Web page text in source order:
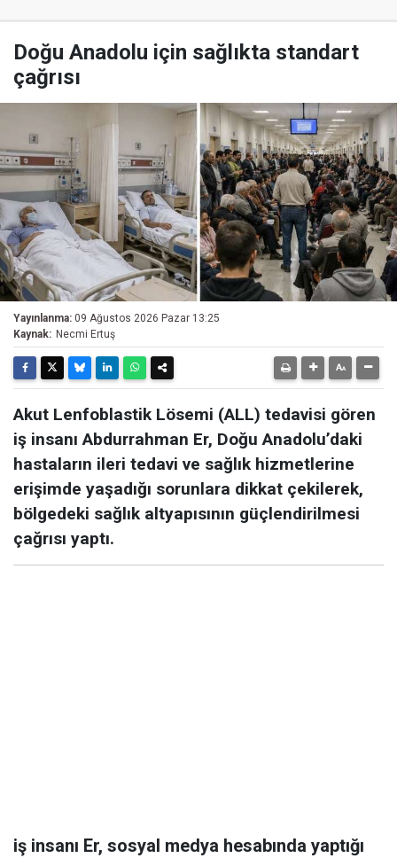
Doğu Anadolu için sağlıkta standart
çağrısı
Yayınlanma: 09 Ağustos 2026 Pazar 13:25
Kaynak: Necmi Ertuş
Akut Lenfoblastik Lösemi (ALL) tedavisi gören
iş insanı Abdurrahman Er, Doğu Anadolu’daki
hastaların ileri tedavi ve sağlık hizmetlerine
erişimde yaşadığı sorunlara dikkat çekilerek,
bölgedeki sağlık altyapısının güçlendirilmesi
çağrısı yaptı.
iş insanı Er, sosyal medya hesabında yaptığı